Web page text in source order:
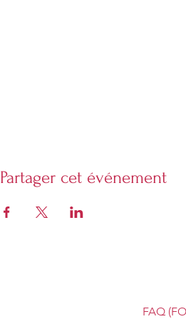
Partager cet événement
FAQ